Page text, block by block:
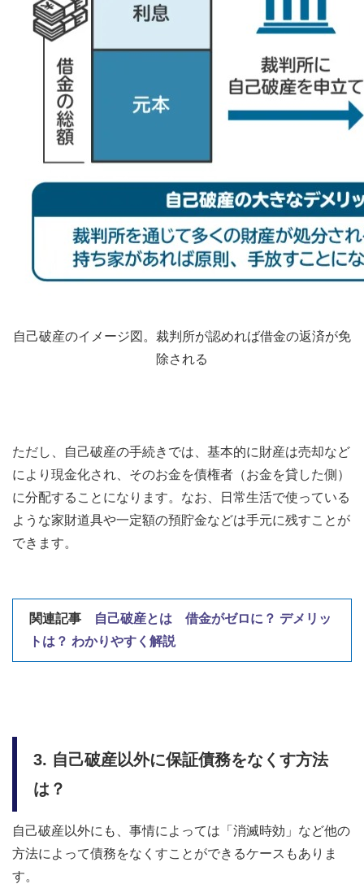
自己破産のイメージ図。裁判所が認めれば借金の返済が免
除される
ただし、自己破産の手続きでは、基本的に財産は売却など
により現金化され、そのお金を債権者（お金を貸した側）
に分配することになります。なお、日常生活で使っている
ような家財道具や一定額の預貯金などは手元に残すことが
できます。
関連記事
自己破産とは 借金がゼロに？ デメリッ
トは？ わかりやすく解説
3. 自己破産以外に保証債務をなくす方法
は？
自己破産以外にも、事情によっては「消滅時効」など他の
方法によって債務をなくすことができるケースもありま
す。